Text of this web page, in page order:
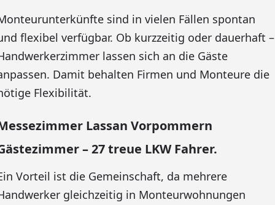
sind in vielen Fällen spontan
flexibel verfügbar. Ob kurzzeitig oder dauerhaft –
lassen sich an die Gäste
Damit behalten Firmen und Monteure die
Flexibilität.
Lassan Vorpommern
– 27 treue LKW Fahrer.
Vorteil ist die Gemeinschaft, da mehrere
gleichzeitig in Monteurwohnungen